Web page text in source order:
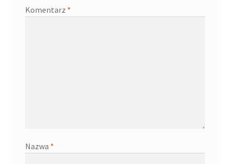
Komentarz *
Nazwa *